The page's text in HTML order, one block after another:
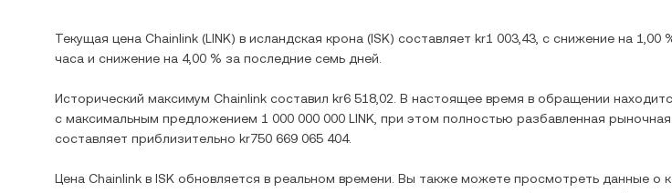
Текущая цена Chainlink (LINK) в исландская крона (ISK) составляет kr1 003,43 , c снижение на 1,00
часа и снижение на 4,00 % за последние семь дней.
Исторический максимум Chainlink составил kr6 518,02 . В настоящее время в обращении
с максимальным предложением 1 000 000 000 LINK , при этом полностью разбавленная
составляет приблизительно kr750 669 065 404.
Цена Chainlink в ISK обновляется в реальном времени. Вы также можете просмотреть данные о